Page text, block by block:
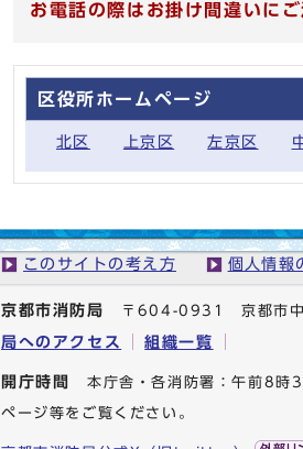
お電話の際はお掛け間違いに
区役所ホームページ
北区 上京区 左京区
このサイトの考え方 個人情報
京都市消防局 〒604-0931 京都市中
局へのアクセス
組織一覧
開庁時間 本庁舎・各消防署：午前8時
ページ等をご覧ください。